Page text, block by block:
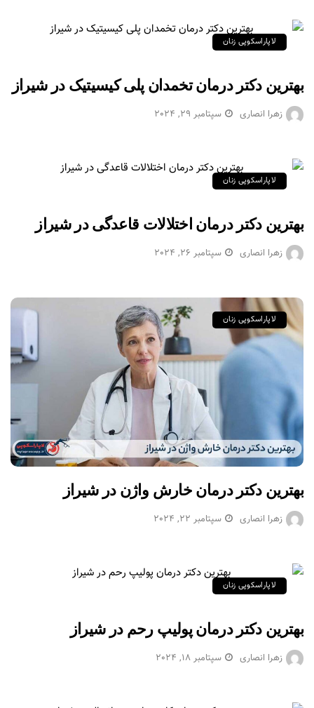
لاپاراسکوپی زنان
بهترین دکتر درمان تخمدان پلی کیسیتیک در شیراز
زهرا انصاری سپتامبر 29, 2024
لاپاراسکوپی زنان
بهترین دکتر درمان اختلالات قاعدگی در شیراز
زهرا انصاری سپتامبر 26, 2024
لاپاراسکوپی زنان
بهترین دکتر درمان خارش واژن در شیراز
زهرا انصاری سپتامبر 22, 2024
لاپاراسکوپی زنان
بهترین دکتر درمان پولیپ رحم در شیراز
زهرا انصاری سپتامبر 18, 2024